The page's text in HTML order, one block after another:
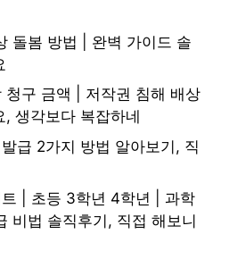
돌봄 방법 | 완벽 가이드 솔
청구 금액 | 저작권 침해 배상
생각보다 복잡하네
급 2가지 방법 알아보기, 직
| 초등 3학년 4학년 | 과학
비법 솔직후기, 직접 해보니